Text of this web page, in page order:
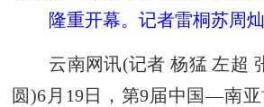
隆重开幕。记者雷桐苏周
云南网讯(记者 杨猛 左超
圆)6月19日，第9届中国—南